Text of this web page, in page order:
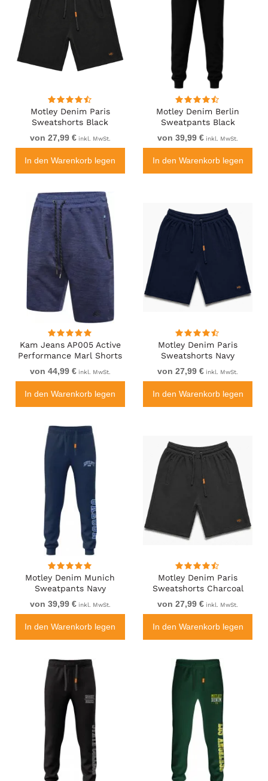
Motley Denim Paris
Sweatshorts Black
von 27,99 €inkl. MwSt.
In den Warenkorb legen
Motley Denim Berlin
Sweatpants Black
von 39,99 € inkl. MwSt.
In den Warenkorb legen
Kam Jeans AP005 Active
Performance Marl Shorts
Indigo
von 44,99 €inkl. MwSt.
In den Warenkorb legen
Motley Denim Paris
Sweatshorts Navy
von 27,99 € inkl. MwSt.
In den Warenkorb legen
Motley Denim Munich
Sweatpants Navy
von 39,99 €inkl. MwSt.
In den Warenkorb legen
Motley Denim Paris
Sweatshorts Charcoal
von 27,99 € inkl. MwSt.
In den Warenkorb legen